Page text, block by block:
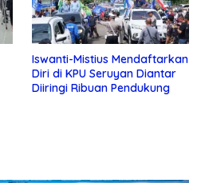
Iswanti-Mistius Mendaftarkan
Diri di KPU Seruyan Diantar
Diiringi Ribuan Pendukung